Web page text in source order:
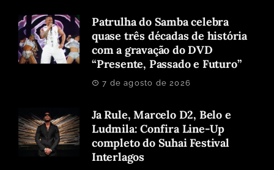
Patrulha do Samba celebra
quase três décadas de história
com a gravação do DVD
“Presente, Passado e Futuro”
7 de agosto de 2026
Ja Rule, Marcelo D2, Belo e
Ludmila: Confira Line-Up
completo do Suhai Festival
Interlagos